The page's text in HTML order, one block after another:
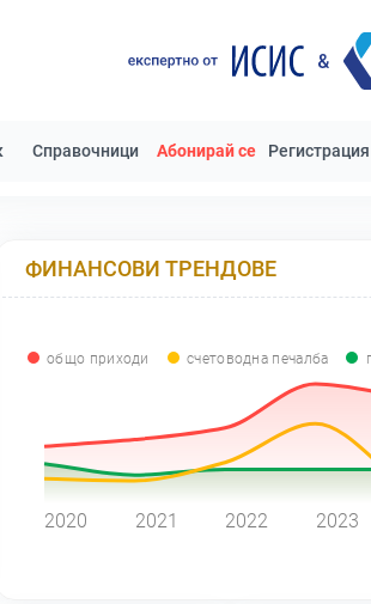
Справочници Абонирай се Регистрация
ФИНАНСОВИ ТРЕНДОВЕ
общо приходи счетоводна печалба
2020 2021 2022 2023